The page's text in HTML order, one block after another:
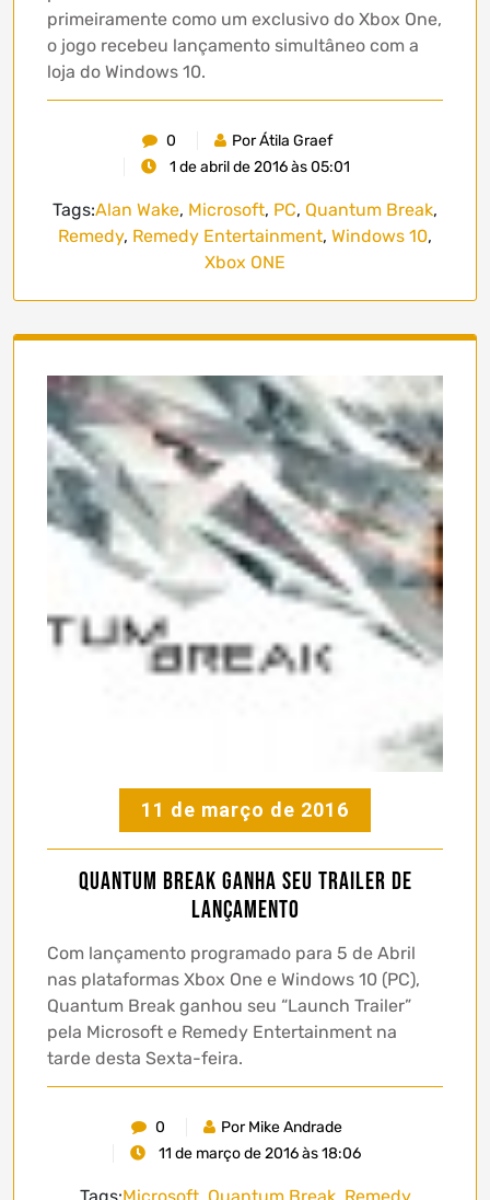
primeiramente como um exclusivo do Xbox One,
o jogo recebeu lançamento simultâneo com a
loja do Windows 10.
0
Por Átila Graef
1 de abril de 2016 às 05:01
Tags:Alan Wake, Microsoft, PC, Quantum Break,
Remedy, Remedy Entertainment, Windows 10,
Xbox ONE
11 de março de 2016
Quantum Break ganha seu trailer de
lançamento
Com lançamento programado para 5 de Abril
nas plataformas Xbox One e Windows 10 (PC),
Quantum Break ganhou seu “Launch Trailer”
pela Microsoft e Remedy Entertainment na
tarde desta Sexta-feira.
0
Por Mike Andrade
11 de março de 2016 às 18:06